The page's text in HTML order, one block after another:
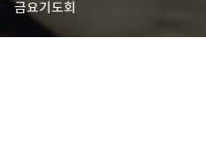
금요기도회